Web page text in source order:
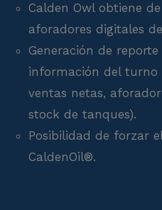
Calden Owl obtiene
aforadores digitales
Generación de
información del turno
ventas netas,
stock de tanques).
Posibilidad de forzar
CaldenOil®.